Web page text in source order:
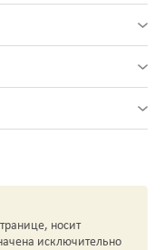
носит
исключительно